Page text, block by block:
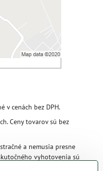
s druhom
okne
v cenách bez DPH.
Ceny tovarov sú bez
a nemusia presne
vyhotovenia sú